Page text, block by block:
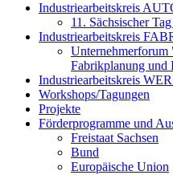
Industriearbeitskreis
11. Sächsischer
Industriearbeitskreis
Fabrikplanung und
Industriearbeitskreis
Workshops/Tagungen
Projekte
Förderprogramme und
Freistaat Sachsen
Bund
Europäische Union